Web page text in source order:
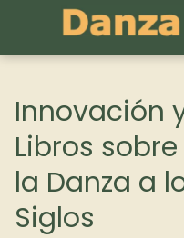
Innovación
Libros
la Danza a
Siglos